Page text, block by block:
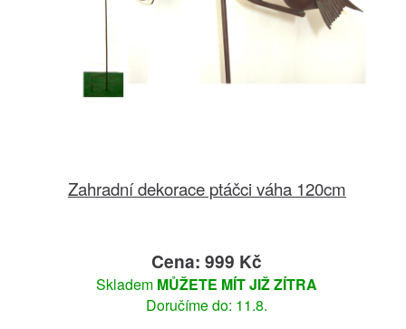
Zahradní dekorace ptáčci váha 120cm
Cena: 999 Kč
Skladem MŮŽETE MÍT JIŽ ZÍTRA
Doručíme do: 11.8.